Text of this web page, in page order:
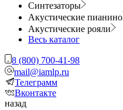
Синтезаторы
Акустические пианино
Акустические рояли
Весь каталог
8 (800) 700-41-98
mail@iamlp.ru
Телеграмм
Вконтакте
назад